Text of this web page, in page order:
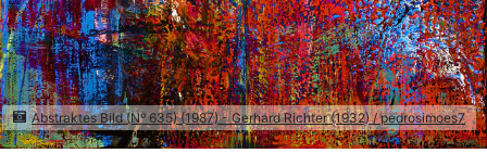
Abstraktes Bild (Nº 635) (1987) - Gerhard Richter (1932) / pedrosimoes7